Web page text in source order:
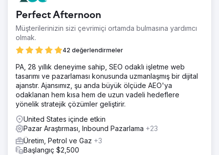
Perfect Afternoon
Müşterilerinizin sizi çevrimiçi ortamda bulmasına yardımcı
olmak.
42 değerlendirmeler
PA, 28 yıllık deneyime sahip, SEO odaklı işletme web
tasarımı ve pazarlaması konusunda uzmanlaşmış bir dijital
ajanstır. Ajansımız, şu anda büyük ölçüde AEO'ya
odaklanan hem kısa hem de uzun vadeli hedeflere
yönelik stratejik çözümler geliştirir.
United States içinde etkin
Pazar Araştırması, Inbound Pazarlama +23
Üretim, Petrol ve Gaz +3
Başlangıç $2,500